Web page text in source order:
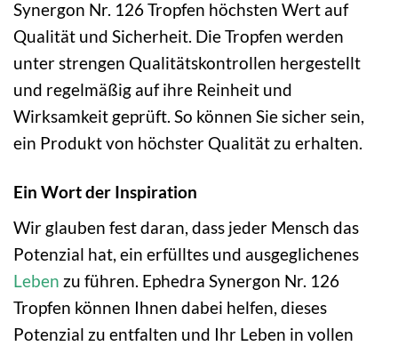
Synergon Nr. 126 Tropfen höchsten Wert auf
Qualität und Sicherheit. Die Tropfen werden
unter strengen Qualitätskontrollen hergestellt
und regelmäßig auf ihre Reinheit und
Wirksamkeit geprüft. So können Sie sicher sein,
ein Produkt von höchster Qualität zu erhalten.
Ein Wort der Inspiration
Wir glauben fest daran, dass jeder Mensch das
Potenzial hat, ein erfülltes und ausgeglichenes
Leben zu führen. Ephedra Synergon Nr. 126
Tropfen können Ihnen dabei helfen, dieses
Potenzial zu entfalten und Ihr Leben in vollen